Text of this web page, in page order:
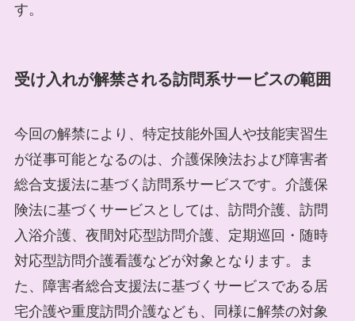
す。
受け入れが解禁される訪問系サービスの範囲
今回の解禁により、特定技能外国人や技能実習生
が従事可能となるのは、介護保険法および障害者
総合支援法に基づく訪問系サービスです。介護保
険法に基づくサービスとしては、訪問介護、訪問
入浴介護、夜間対応型訪問介護、定期巡回・随時
対応型訪問介護看護などが対象となります。ま
た、障害者総合支援法に基づくサービスである居
宅介護や重度訪問介護なども、同様に解禁の対象